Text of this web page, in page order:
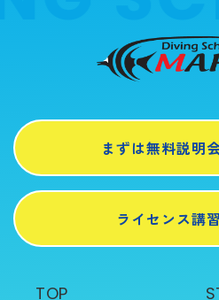
まずは無料説明
ライセンス講
TOP